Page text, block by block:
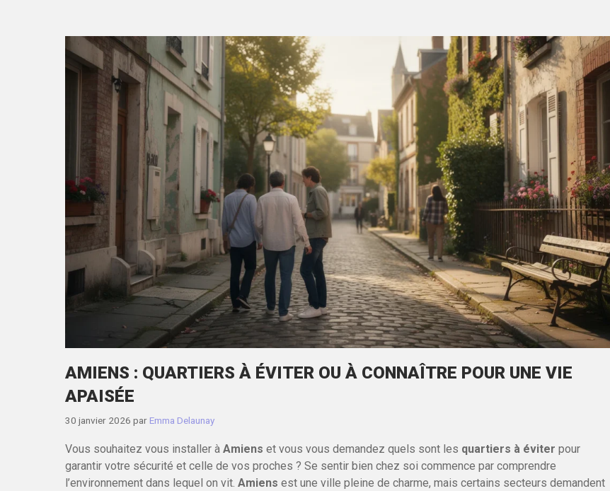
AMIENS : QUARTIERS À ÉVITER OU À CONNAÎTRE POUR UNE VIE
APAISÉE
30 janvier 2026 par Emma Delaunay
Vous souhaitez vous installer à Amiens et vous vous demandez quels sont les quartiers à éviter pour
garantir votre sécurité et celle de vos proches ? Se sentir bien chez soi commence par comprendre
l’environnement dans lequel on vit. Amiens est une ville pleine de charme, mais certains secteurs demandent